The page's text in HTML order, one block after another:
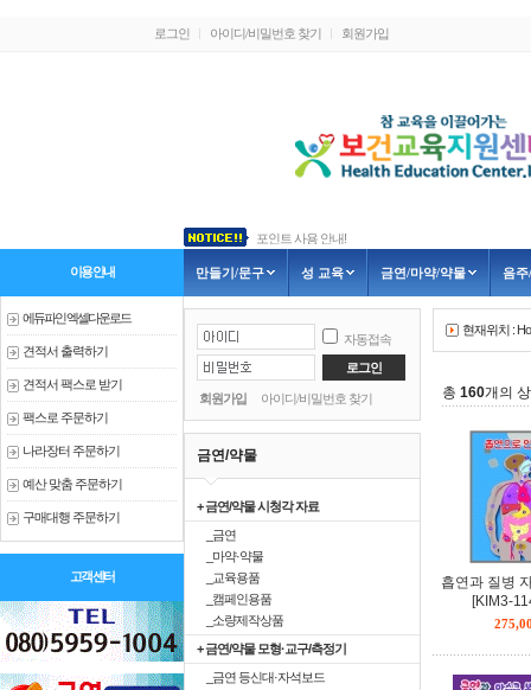
로그인 아이디/비밀번호 찾기 회원가입
이용안내
에듀파인 엑셀다운로드
견적서 출력하기
견적서 팩스로 받기
팩스로 주문하기
나라장터 주문하기
예산 맞춤 주문하기
구매대행 주문하기
고객센터
포인트 사용 안내!
3가지 신제품 안내
흡연예방교육-금연골든벨, 인형극
1.신제품 출시 안내
2.신제품 출시 안내
만들기/문구 성 교육 금연/마약/약물 음주
자동접속
회원가입 아이디/비밀번호 찾기
금연/약물
+ 금연/약물 시청각 자료
_금연
_마약·약물
_교육용품
_캠페인용품
_소량제작상품
+ 금연/약물 모형·교구/측정기
_금연 등신대·자석보드
현재위치 :
총 160개의
흡연과 질병
[KIM3-